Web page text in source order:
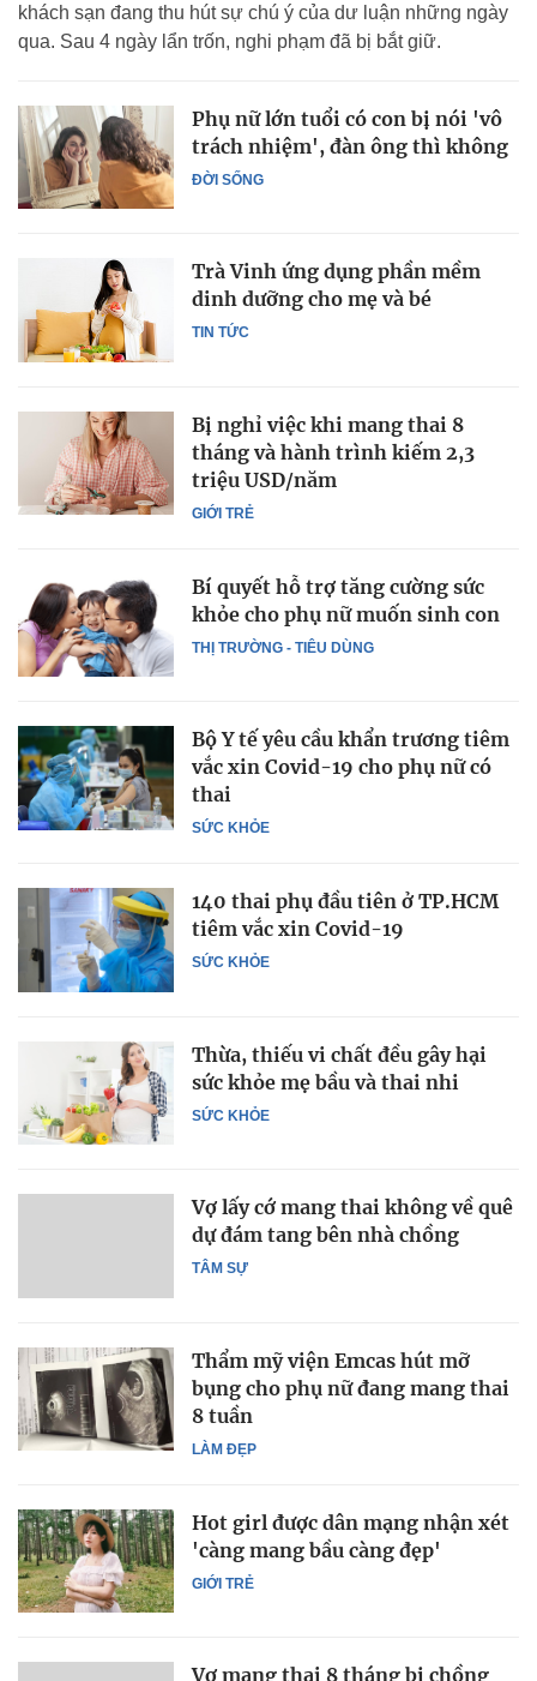
khách sạn đang thu hút sự chú ý của dư luận những ngày
qua. Sau 4 ngày lẩn trốn, nghi phạm đã bị bắt giữ.
ĐỜI SỐNG
Phụ nữ lớn tuổi có con bị nói 'vô
trách nhiệm', đàn ông thì không
TIN TỨC
Trà Vinh ứng dụng phần mềm
dinh dưỡng cho mẹ và bé
GIỚI TRẺ
Bị nghỉ việc khi mang thai 8
tháng và hành trình kiếm 2,3
triệu USD/năm
THỊ TRƯỜNG - TIÊU DÙNG
Bí quyết hỗ trợ tăng cường sức
khỏe cho phụ nữ muốn sinh con
SỨC KHỎE
Bộ Y tế yêu cầu khẩn trương tiêm
vắc xin Covid-19 cho phụ nữ có
thai
SỨC KHỎE
140 thai phụ đầu tiên ở TP.HCM
tiêm vắc xin Covid-19
SỨC KHỎE
Thừa, thiếu vi chất đều gây hại
sức khỏe mẹ bầu và thai nhi
TÂM SỰ
Vợ lấy cớ mang thai không về quê
dự đám tang bên nhà chồng
LÀM ĐẸP
Thẩm mỹ viện Emcas hút mỡ
bụng cho phụ nữ đang mang thai
8 tuần
GIỚI TRẺ
Hot girl được dân mạng nhận xét
'càng mang bầu càng đẹp'
Vợ mang thai 8 tháng bị chồng